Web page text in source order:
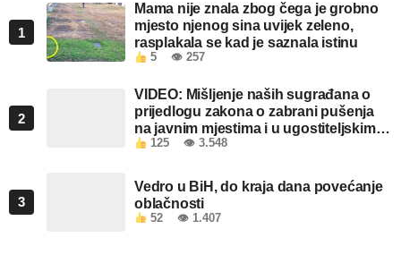
1
Mama nije znala zbog čega je grobno
mjesto njenog sina uvijek zeleno,
rasplakala se kad je saznala istinu
5 👁 257
2
VIDEO: Mišljenje naših sugrađana o
prijedlogu zakona o zabrani pušenja
na javnim mjestima i u ugostiteljskim
objektima u FBiH
125 👁 3.548
3
Vedro u BiH, do kraja dana povećanje
oblačnosti
52 👁 1.407